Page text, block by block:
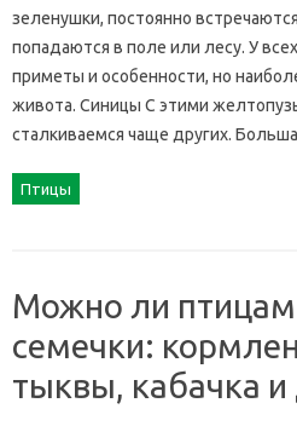
зеленушки, постоянно
попадаются в поле или лесу. У
приметы и особенности, но
живота. Синицы С этими
сталкиваемся чаще других.
Птицы
Можно ли
семечки:
тыквы, кабачка